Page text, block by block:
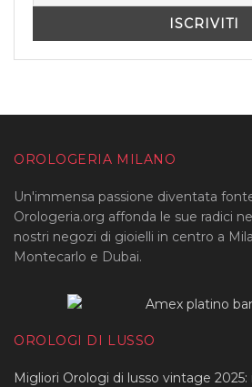
OROLOGERIA MILANO
Un'immensa passione diventata
Orologeria.org affonda le sue radici
nostri negozi di gioielli in centro a
Montecarlo e Dubai.
OROLOGI DI LUSSO
Migliori Orologi di lusso vintage